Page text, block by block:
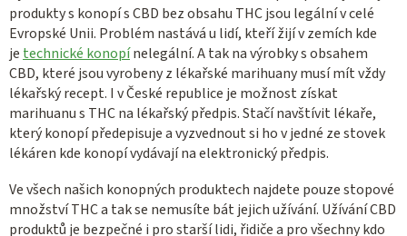
v
k
y
v
ý
p
i
u
produkty s konopí s CBD bez obsahu THC jsou legální v celé
Evropské Unii. Problém nastává u lidí, kteří žijí v zemích kde
je technické konopínelegální. A tak na výrobky s obsahem
CBD, které jsou vyrobeny z lékařské marihuany musí mít vždy
lékařský recept. I v České republice je možnost získat
marihuanu s THC na lékařský předpis. Stačí navštívit lékaře,
který konopí předepisuje a vyzvednout si ho v jedné ze stovek
lékáren kde konopí vydávají na elektronický předpis.
Ve všech našich konopných produktech najdete pouze stopové
množství THC a tak se nemusíte bát jejich užívání. Užívání CBD
produktů je bezpečné i pro starší lidi, řidiče a pro všechny kdo